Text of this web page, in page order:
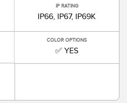
IP RATING
IP66, IP67, IP69K
COLOR OPTIONS
✅ YES